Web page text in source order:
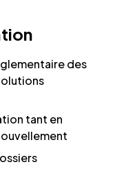
des
tant en